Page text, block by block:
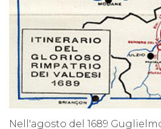
Nell'agosto del 1689